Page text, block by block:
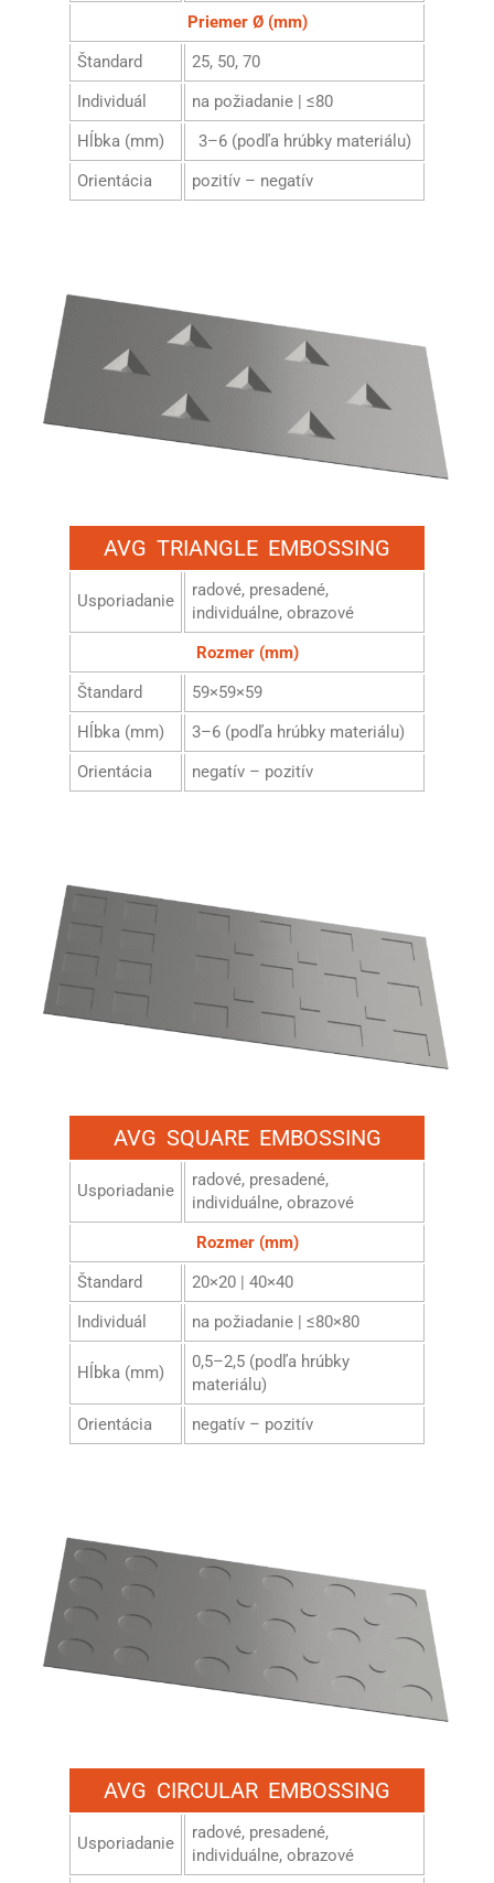
Priemer Ø (mm)
Štandard
25, 50, 70
Individuál
na požiadanie | ≤80
Hĺbka (mm)
3–6 (podľa hrúbky materiálu)
Orientácia
pozitív – negatív
AVG TRIANGLE EMBOSSING
Usporiadanie
radové, presadené,
individuálne, obrazové
Rozmer (mm)
Štandard
59×59×59
Hĺbka (mm)
3–6 (podľa hrúbky materiálu)
Orientácia
negatív – pozitív
AVG SQUARE EMBOSSING
Usporiadanie
radové, presadené,
individuálne, obrazové
Rozmer (mm)
Štandard
20×20 | 40×40
Individuál
na požiadanie | ≤80×80
Hĺbka (mm)
0,5–2,5 (podľa hrúbky
materiálu)
Orientácia
negatív – pozitív
AVG CIRCULAR EMBOSSING
Usporiadanie
radové, presadené,
individuálne, obrazové